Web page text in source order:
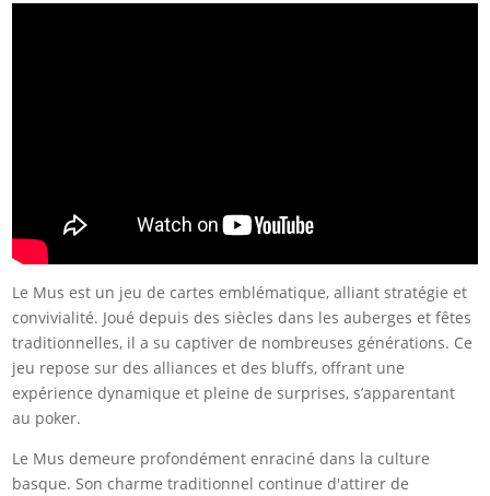
Le Mus est un jeu de cartes emblématique, alliant stratégie et
convivialité. Joué depuis des siècles dans les auberges et fêtes
traditionnelles, il a su captiver de nombreuses générations. Ce
jeu repose sur des alliances et des bluffs, offrant une
expérience dynamique et pleine de surprises, s’apparentant
au poker.
Le Mus demeure profondément enraciné dans la culture
basque. Son charme traditionnel continue d'attirer de